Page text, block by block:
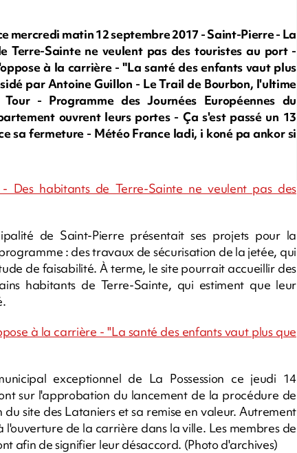
mercredi matin 12 septembre 2017 - Saint-Pierre - La
Terre-Sainte ne veulent pas des touristes au port -
à la carrière - "La santé des enfants vaut plus
par Antoine Guillon - Le Trail de Bourbon, l'ultime
- Programme des Journées Européennes du
ouvrent leurs portes - Ça s'est passé un 13
sa fermeture - Météo France ladi, i koné pa ankor si
Des habitants de Terre-Sainte ne veulent pas des
de Saint-Pierre présentait ses projets pour la
: des travaux de sécurisation de la jetée, qui
de faisabilité. À terme, le site pourrait accueillir des
habitants de Terre-Sainte, qui estiment que leur
à la carrière - "La santé des enfants vaut plus que
exceptionnel de La Possession ce jeudi 14
sur l'approbation du lancement de la procédure de
site des Lataniers et sa remise en valeur. Autrement
de la carrière dans la ville. Les membres de
afin de signifier leur désaccord. (Photo d'archives)